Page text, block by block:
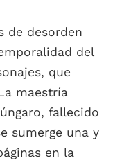
de desorden
del
que
maestría
fallecido
sumerge una y
en la